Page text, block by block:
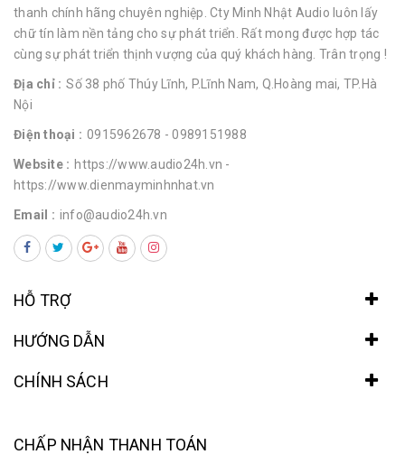
thanh chính hãng chuyên nghiệp. Cty Minh Nhật Audio luôn lấy
chữ tín làm nền tảng cho sự phát triển. Rất mong được hợp tác
cùng sự phát triển thịnh vượng của quý khách hàng. Trân trọng !
Địa chỉ : Số 38 phố Thúy Lĩnh, P.Lĩnh Nam, Q.Hoàng mai, TP.Hà
Nội
Điện thoại : 0915962678 - 0989151988
Website : https://www.audio24h.vn -
https://www.dienmayminhnhat.vn
Email : info@audio24h.vn
HỖ TRỢ
HƯỚNG DẪN
CHÍNH SÁCH
CHẤP NHẬN THANH TOÁN